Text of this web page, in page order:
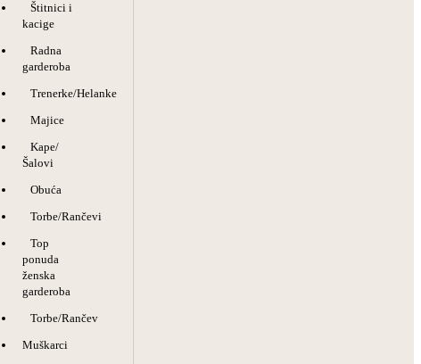
Štitnici i
kacige
Radna
garderoba
Trenerke/Helanke
Majice
Kape/
Šalovi
Obuća
Torbe/Rančevi
Top
ponuda
ženska
garderoba
Torbe/Rančev
Muškarci